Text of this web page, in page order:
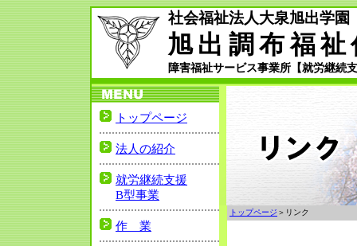
社会福祉法人大泉旭出学園
旭出調布福
障害福祉サービス事業所【就労継続
トップページ
法人の紹介
就労継続支援
B型事業
作 業
トップページ ＞リンク